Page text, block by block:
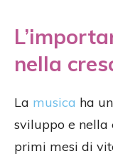
nella
La musica ha
sviluppo e nella
primi mesi di